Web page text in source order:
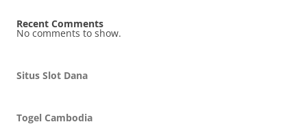
Recent Comments
No comments to show.
Situs Slot Dana
Togel Cambodia